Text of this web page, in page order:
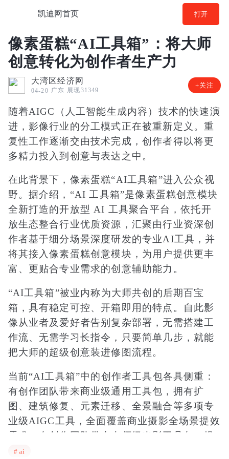
凯迪网首页 打开
像素蛋糕“AI工具箱”：将大师
创意转化为创作者生产力
大湾区经济网
04-20 广东 展现31349
+关注
随着AIGC（人工智能生成内容）技术的快速演
进，影像行业的分工模式正在被重新定义。重
复性工作逐渐交由技术完成，创作者得以将更
多精力投入到创意与表达之中。
在此背景下，像素蛋糕“AI工具箱”进入公众视
野。据介绍，“AI 工具箱”是像素蛋糕创意模块
全新打造的开放型 AI 工具聚合平台，依托开
放生态整合行业优质资源，汇聚由行业资深创
作者基于细分场景深度研发的专业AI工具，并
将其接入像素蛋糕创意模块，为用户提供更丰
富、更贴合专业需求的创意辅助能力。
“AI工具箱”被业内称为大师共创的后期百宝
箱，具有稳定可控、开箱即用的特点。自此影
像从业者及爱好者告别复杂部署，无需搭建工
作流、无需学习长指令，只要简单几步，就能
把大师的超级创意装进修图流程。
当前“AI工具箱”中的创作者工具包各具侧重：
有创作团队带来商业级通用工具包，拥有扩
图、建筑修复、元素迁移、全景融合等多项专
业级AIGC工具，全面覆盖商业摄影全场景提效
需求；有创作团队带来大师级光影工具包，提
供智能造光、朦胧体积光、自然侧光等专业光
# ai